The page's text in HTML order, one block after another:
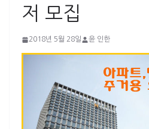
저 모집
2018년 5월 28일 윤 인한